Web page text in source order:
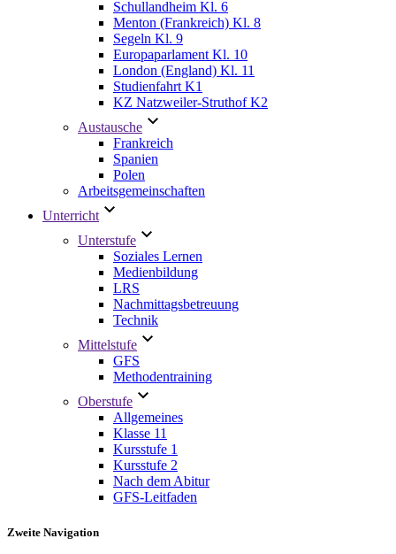
Schullandheim Kl. 6
Menton (Frankreich) Kl. 8
Segeln Kl. 9
Europaparlament Kl. 10
London (England) Kl. 11
Studienfahrt K1
KZ Natzweiler-Struthof K2
Austausche
Frankreich
Spanien
Polen
Arbeitsgemeinschaften
Unterricht
Unterstufe
Soziales Lernen
Medienbildung
LRS
Nachmittagsbetreuung
Technik
Mittelstufe
GFS
Methodentraining
Oberstufe
Allgemeines
Klasse 11
Kursstufe 1
Kursstufe 2
Nach dem Abitur
GFS-Leitfaden
Zweite Navigation